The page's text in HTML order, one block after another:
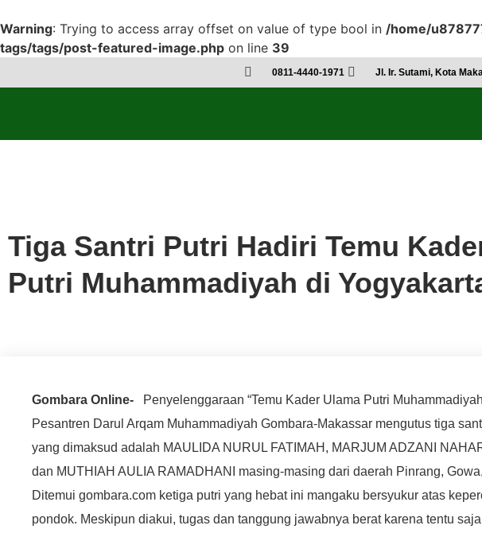
Warning: Trying to access array offset on value of type bool in /home/
tags/tags/post-featured-image.php on line 39
0811-4440-1971 Jl. Ir. Sutami, Kota
Tiga Santri Putri Hadiri Temu
Putri Muhammadiyah di
Gombara Online-
Penyelenggaraan “Temu Kader Ulama Putri
Pesantren Darul Arqam Muhammadiyah Gombara-Makassar mengutus tiga
yang dimaksud adalah MAULIDA NURUL FATIMAH, MARJUM ADZANI
dan MUTHIAH AULIA RAMADHANI masing-masing dari daerah Pinrang,
Ditemui gombara.com ketiga putri yang hebat ini mangaku bersyukur atas
pondok. Meskipun diakui, tugas dan tanggung jawabnya berat karena tentu